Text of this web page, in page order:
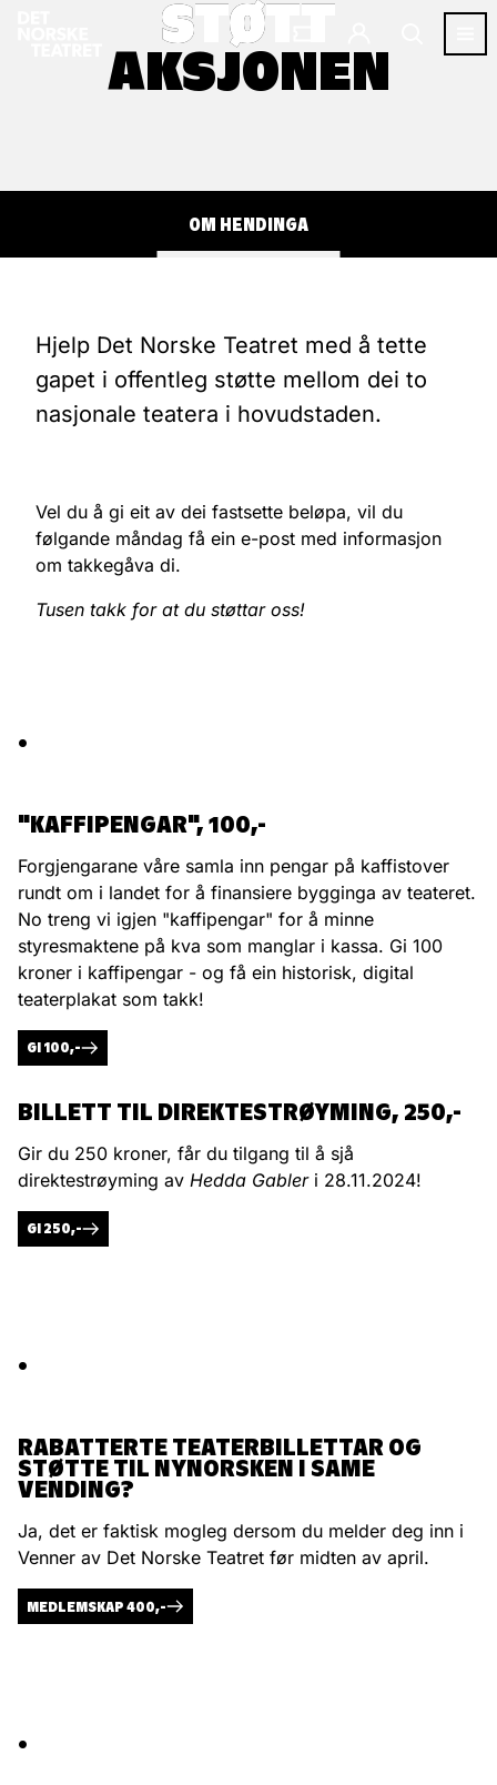
STØTT
AKSJONEN
STØTT
AKSJONEN
OM HENDINGA
Hjelp Det Norske Teatret med å tette
gapet i offentleg støtte mellom dei to
nasjonale teatera i hovudstaden.
Vel du å gi eit av dei fastsette beløpa, vil du
følgande måndag få ein e-post med informasjon
om takkegåva di.
Tusen takk for at du støttar oss!
.
"KAFFIPENGAR", 100,-
Forgjengarane våre samla inn pengar på kaffistover
rundt om i landet for å finansiere bygginga av teateret.
No treng vi igjen "kaffipengar" for å minne
styresmaktene på kva som manglar i kassa. Gi 100
kroner i kaffipengar - og få ein historisk, digital
teaterplakat som takk!
GI 100,-
BILLETT TIL DIREKTESTRØYMING, 250,-
Gir du 250 kroner, får du tilgang til å sjå
direktestrøyming av Hedda Gableri 28.11.2024!
GI 250,-
.
RABATTERTE TEATERBILLETTAR OG
STØTTE TIL NYNORSKEN I SAME
VENDING?
Ja, det er faktisk mogleg dersom du melder deg inn i
Venner av Det Norske Teatret før midten av april.
MEDLEMSKAP 400,-
.